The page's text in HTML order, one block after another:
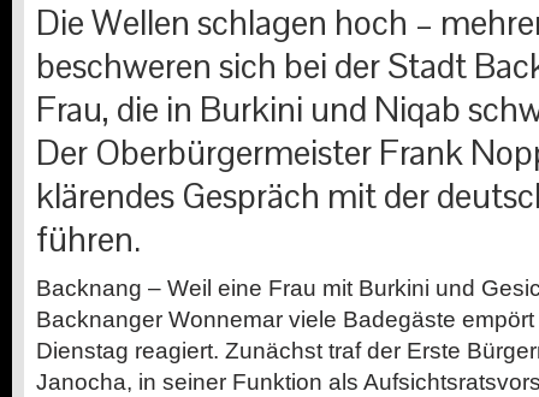
Die Wellen schlagen hoch –
beschweren sich bei der Stadt
Frau, die in Burkini und Niqab
Der Oberbürgermeister Frank
klärendes Gespräch mit der
führen.
Backnang – Weil eine Frau mit Burkini und
Backnanger Wonnemar viele Badegäste
Dienstag reagiert. Zunächst traf der Erste
Janocha, in seiner Funktion als